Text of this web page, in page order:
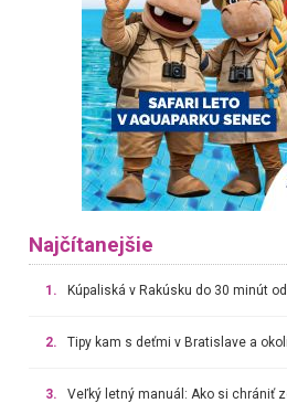
Najčítanejšie
1. Kúpaliská v Rakúsku do 30 minút
2. Tipy kam s deťmi v Bratislave a
3.
Veľký letný manuál: Ako si chrániť